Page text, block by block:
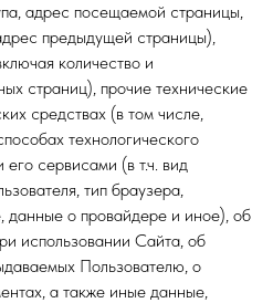
адрес посещаемой страницы,
предыдущей страницы),
количество и
страниц), прочие технические
средствах (в том числе,
технологического
сервисами (в т.ч. вид
тип браузера,
данные о провайдере и иное), об
использовании Сайта, об
Пользователю, о
а также иные данные,